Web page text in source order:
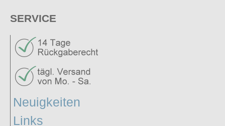
SERVICE
Neuigkeiten
Links